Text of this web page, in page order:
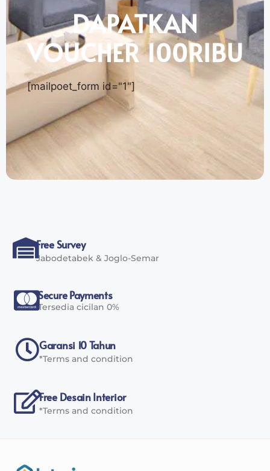
DAPATKAN
VOUCHER 100RIBU
[mailpoet_form id="1"]
Free Survey
Jabodetabek & Joglo-Semar
Secure Payments
Tersedia cicilan 0%
Garansi 10 Tahun
*Terms and condition
Free Desain Interior
*Terms and condition